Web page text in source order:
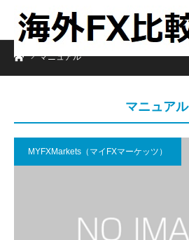
ホームマニュアル
マニュアル
MYFXMarkets（マイFXマーケッツ）